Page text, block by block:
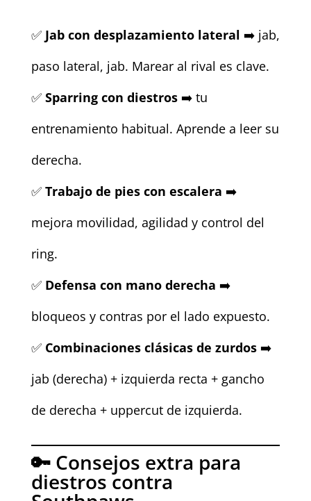
✅ Jab con desplazamiento lateral ➡️ jab,
paso lateral, jab. Marear al rival es clave.
✅ Sparring con diestros➡️ tu
entrenamiento habitual. Aprende a leer su
derecha.
✅ Trabajo de pies con escalera ➡️
mejora movilidad, agilidad y control del
ring.
✅ Defensa con mano derecha ➡️
bloqueos y contras por el lado expuesto.
✅ Combinaciones clásicas de zurdos➡️
jab (derecha) + izquierda recta + gancho
de derecha + uppercut de izquierda.
🔑 Consejos extra para
diestros contra